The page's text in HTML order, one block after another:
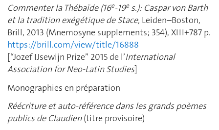
Commenter la Thébaïde (16e-19es.): Caspar von Barth
et la tradition exégétique de Stace, Leiden–Boston,
Brill, 2013 (Mnemosyne supplements; 354), XIII+787 p.
https://brill.com/view/title/16888
[“Jozef IJsewijn Prize” 2015 de l’International
Association for Neo-Latin Studies]
Monographies en préparation
Réécriture et auto-référence dans les grands poèmes
publics de Claudien(titre provisoire)